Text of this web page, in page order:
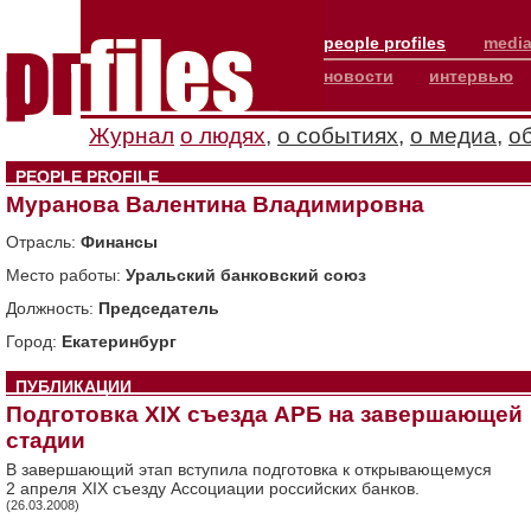
people profiles
новости
интервью
Журнал о людях, о событиях, о медиа,
PEOPLE PROFILE
Муранова Валентина Владимировна
Отрасль: Финансы
Место работы: Уральский банковский союз
Должность: Председатель
Город: Екатеринбург
ПУБЛИКАЦИИ
Подготовка ХIХ съезда АРБ на завершающей
стадии
В завершающий этап вступила подготовка к открывающемуся
2 апреля ХIХ съезду Ассоциации российских банков.
(26.03.2008)